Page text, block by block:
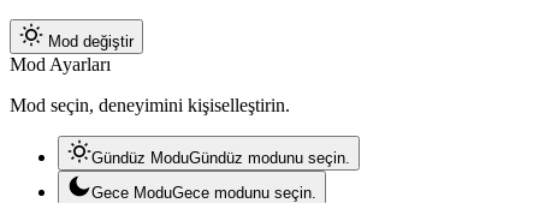
Mod değiştir
Mod Ayarları
Mod seçin, deneyimini kişiselleştirin.
Gündüz ModuGündüz modunu seçin.
Gece ModuGece modunu seçin.